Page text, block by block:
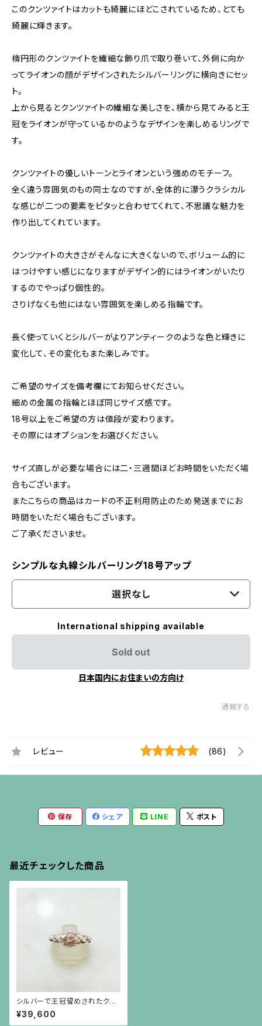
このクンツァイトはカットも綺麗にほどこされているため、とても
綺麗に輝きます。
楕円形のクンツァイトを繊細な飾り爪で取り巻いて、外側に向か
ってライオンの顔がデザインされたシルバーリングに横向きにセッ
ト。
上から見るとクンツァイトの繊細な美しさを、横から見てみると王
冠をライオンが守っているかのようなデザインを楽しめるリングで
す。
クンツァイトの優しいトーンとライオンという強めのモチーフ。
全く違う雰囲気のもの同士なのですが、全体的に漂うクラシカル
な感じが二つの要素をピタッと合わせてくれて、不思議な魅力を
作り出してくれています。
クンツァイトの大きさがそんなに大きくないので、ボリューム的に
はつけやすい感じになりますがデザイン的にはライオンがいたり
するのでやっぱり個性的。
さりげなくも他にはない雰囲気を楽しめる指輪です。
長く使っていくとシルバーがよりアンティークのような色と輝きに
変化して、その変化もまた楽しみです。
ご希望のサイズを備考欄にてお知らせください。
細めの金属の指輪とほぼ同じサイズ感です。
18号以上をご希望の方は値段が変わります。
その際にはオプションをお選びください。
サイズ直しが必要な場合には二・三週間ほどお時間をいただく場
合もございます。
またこちらの商品はカードの不正利用防止のため発送までにお
時間をいただく場合もございます。
ご了承くださいませ。
シンプルな丸線シルバーリング18号アップ
選択なし
International shipping available
Sold out
日本国内にお住まいの方向け
通報する
レビュー (86)
保存 シェア LINE ポスト
最近チェックした商品
シルバーで王冠留めされたクン
ツァイト（1.84ct）のライオンリ
ング
¥39,600